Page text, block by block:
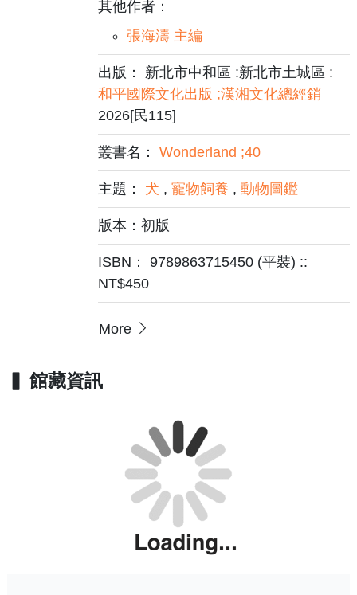
其他作者：
張海濤 主編
出版： 新北市中和區 :新北市土城區 :
和平國際文化出版 ;漢湘文化總經銷
2026[民115]
叢書名：Wonderland ;40
主題： 犬 ,寵物飼養 ,動物圖鑑
版本：初版
ISBN： 9789863715450 (平裝) ::
NT$450
More
館藏資訊